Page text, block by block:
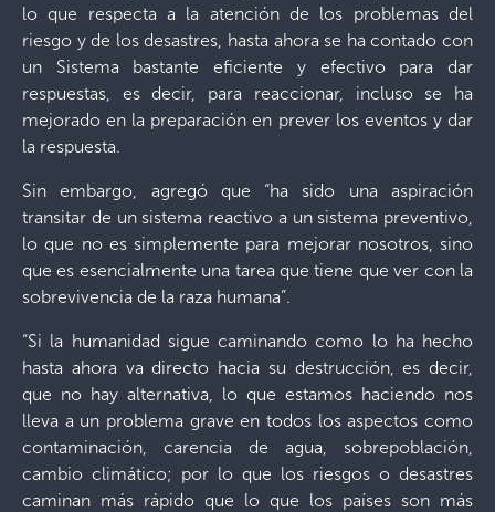
lo que respecta a la atención de los problemas del
riesgo y de los desastres, hasta ahora se ha contado con
un Sistema bastante eficiente y efectivo para dar
respuestas, es decir, para reaccionar, incluso se ha
mejorado en la preparación en prever los eventos y dar
la respuesta.
Sin embargo, agregó que “ha sido una aspiración
transitar de un sistema reactivo a un sistema preventivo,
lo que no es simplemente para mejorar nosotros, sino
que es esencialmente una tarea que tiene que ver con la
sobrevivencia de la raza humana”.
“Si la humanidad sigue caminando como lo ha hecho
hasta ahora va directo hacia su destrucción, es decir,
que no hay alternativa, lo que estamos haciendo nos
lleva a un problema grave en todos los aspectos como
contaminación, carencia de agua, sobrepoblación,
cambio climático; por lo que los riesgos o desastres
caminan más rápido que lo que los países son más